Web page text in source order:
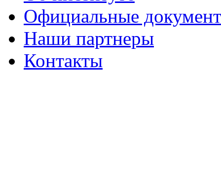
Официальные
Наши партнеры
Контакты